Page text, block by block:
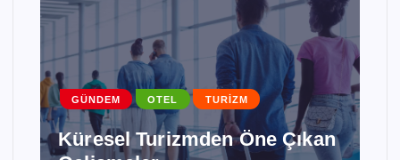
GÜNDEM OTEL TURIZM
Küresel Turizmden Öne Çıkan